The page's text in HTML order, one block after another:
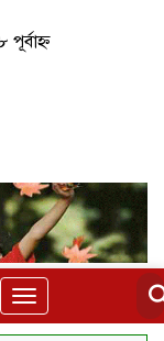
Toggle
navigation